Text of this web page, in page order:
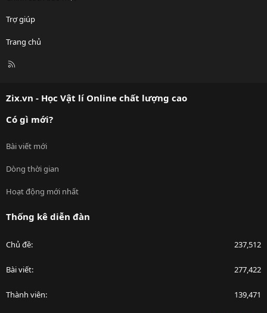
Trợ giúp
Trang chủ
R
Zix.vn - Học Vật lí Online chất lượng cao
Có gì mới?
Bài viết mới
Dòng thời gian
Hoạt động mới nhất
Thống kê diễn đàn
Chủ đề 237,512
Bài viết 277,422
Thành viên 139,471